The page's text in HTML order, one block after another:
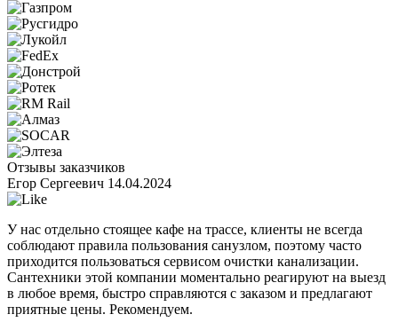
Отзывы заказчиков
Егор Сергеевич 14.04.2024
У нас отдельно стоящее кафе на трассе, клиенты не всегда
соблюдают правила пользования санузлом, поэтому часто
приходится пользоваться сервисом очистки канализации.
Сантехники этой компании моментально реагируют на выезд
в любое время, быстро справляются с заказом и предлагают
приятные цены. Рекомендуем.